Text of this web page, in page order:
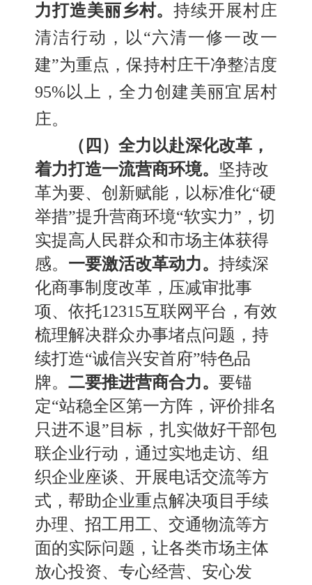
力打造美丽乡村。持续开展村庄
清洁行动，以“六清一修一改一
建”为重点，保持村庄干净整洁度
95%以上，全力创建美丽宜居村
庄。
（四）全力以赴深化改革，
着力打造一流营商环境。 坚持改
革为要、 创新赋能，以标准化“硬
举措”提升营商环境“软实力”，切
实提高人民群众和市场主体获得
感。 一要激活改革动力。 持续深
化商事制度改革，压减审批事
项、 依托12315互联网平台，有效
梳理解决群众办事堵点问题，持
续打造“诚信兴安首府”特色品
牌。 二要推进营商合力。 要锚
定“站稳全区第一方阵，评价排名
只进不退”目标，扎实做好干部包
联企业行动，通过实地走访、 组
织企业座谈、 开展电话交流等方
式，帮助企业重点解决项目手续
办理、 招工用工、 交通物流等方
面的实际问题， 让各类市场主体
放心投资、 专心经营、 安心发